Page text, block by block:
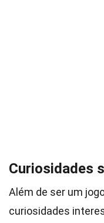
Curiosidades
Além de ser um
curiosidades